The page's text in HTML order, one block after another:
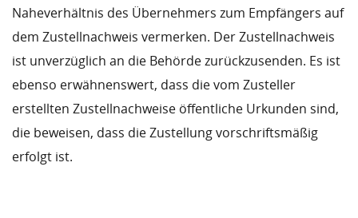
Naheverhältnis des Übernehmers zum Empfängers auf
dem Zustellnachweis vermerken. Der Zustellnachweis
ist unverzüglich an die Behörde zurückzusenden. Es ist
ebenso erwähnenswert, dass die vom Zusteller
erstellten Zustellnachweise öffentliche Urkunden sind,
die beweisen, dass die Zustellung vorschriftsmäßig
erfolgt ist.